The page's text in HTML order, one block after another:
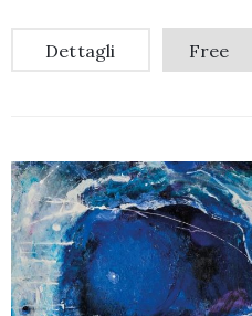
Dettagli Free